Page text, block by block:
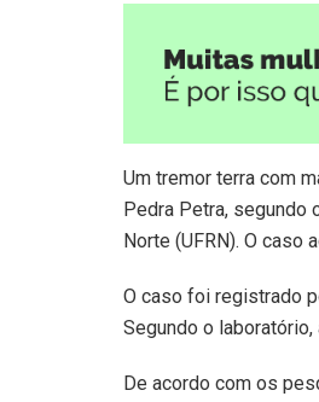
Um tremor terra com
Pedra Petra, segundo
Norte (UFRN). O caso
O caso foi registrado
Segundo o
De acordo com os